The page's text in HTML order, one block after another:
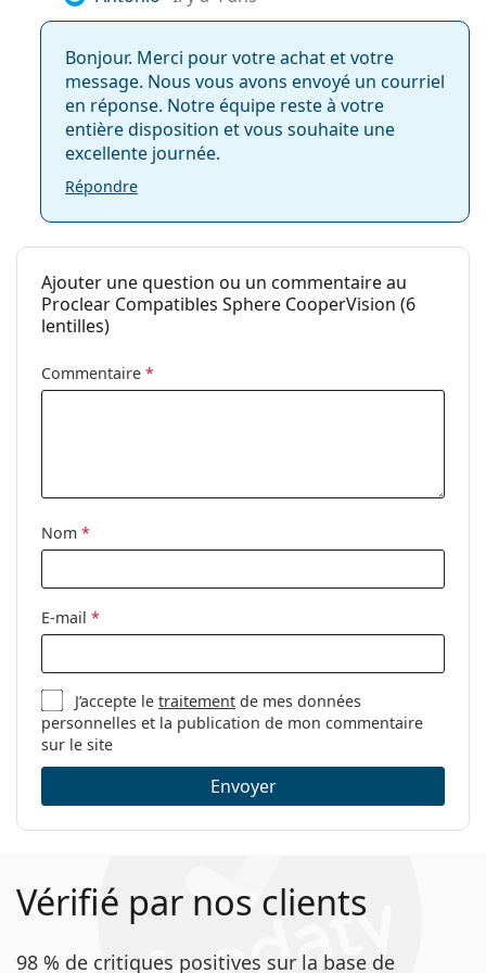
Bonjour. Merci pour votre achat et votre
message. Nous vous avons envoyé un courriel
en réponse. Notre équipe reste à votre
entière disposition et vous souhaite une
excellente journée.
Répondre
Ajouter une question ou un commentaire au
Proclear Compatibles Sphere CooperVision (6
lentilles)
Commentaire *
Nom *
E-mail *
J’accepte letraitement de mes données
personnelles et la publication de mon commentaire
sur le site
Envoyer
Vérifié par nos clients
98 % de critiques positives sur la base de